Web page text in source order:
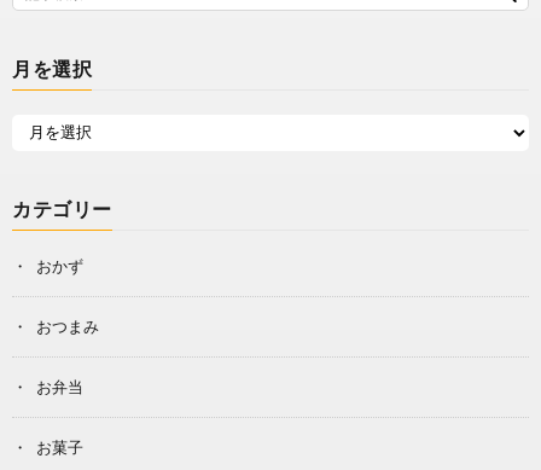
月を選択
カテゴリー
おかず
おつまみ
お弁当
お菓子